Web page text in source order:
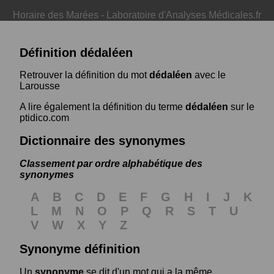
Horaire des Marées - Laboratoire d'Analyses Médicales.fr
Définition dédaléen
Retrouver la définition du motdédaléen avec le
Larousse
A lire également la définition du terme dédaléen sur le
ptidico.com
Dictionnaire des synonymes
Classement par ordre alphabétique des
synonymes
A B C D E F G H I J
K
L
M N O P Q R S T
U
V
W X Y
Z
Synonyme définition
Un synonyme se dit d'un mot qui a la même